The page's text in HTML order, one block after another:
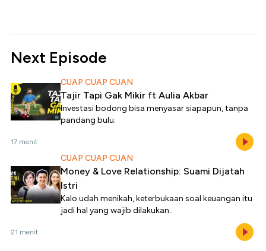
Next Episode
CUAP CUAP CUAN
Tajir Tapi Gak Mikir ft Aulia Akbar
Investasi bodong bisa menyasar siapapun, tanpa
pandang bulu.
17 menit
CUAP CUAP CUAN
Money & Love Relationship: Suami Dijatah
Istri
Kalo udah menikah, keterbukaan soal keuangan itu
jadi hal yang wajib dilakukan..
21 menit